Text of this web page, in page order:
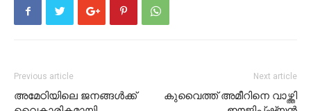
Previous article
അമേഠിയിലെ ജനങ്ങൾക്ക്
Next article
കുവൈത്ത് അമീറിനെ വാഴ്ത്തി